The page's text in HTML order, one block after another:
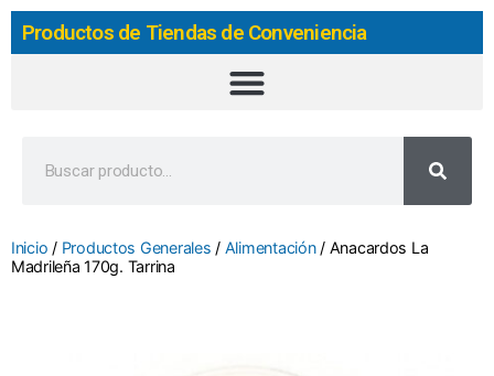
Productos de Tiendas de Conveniencia
Inicio / Productos Generales / Alimentación/ Anacardos La
Madrileña 170g. Tarrina